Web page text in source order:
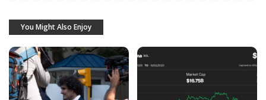
You Might Also Enjoy